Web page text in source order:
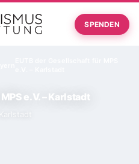
SPENDEN
e.V. – Karlstadt